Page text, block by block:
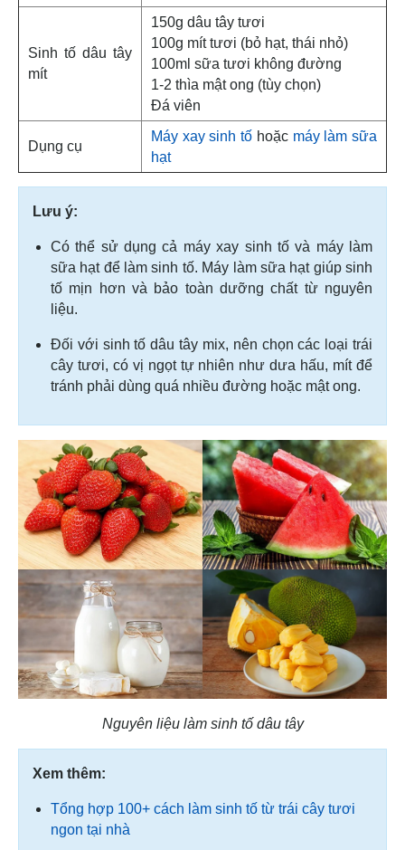
Sinh tố dâu tây
mít
150g dâu tây tươi
100g mít tươi (bỏ hạt, thái nhỏ)
100ml sữa tươi không đường
1-2 thìa mật ong (tùy chọn)
Đá viên
Dụng cụ
Máy xay sinh tố hoặcmáy làm sữa
hạt
Lưu ý:
Có thể sử dụng cả máy xay sinh tố và máy làm
sữa hạt để làm sinh tố. Máy làm sữa hạt giúp sinh
tố mịn hơn và bảo toàn dưỡng chất từ nguyên
liệu.
Đối với sinh tố dâu tây mix, nên chọn các loại trái
cây tươi, có vị ngọt tự nhiên như dưa hấu, mít để
tránh phải dùng quá nhiều đường hoặc mật ong.
Nguyên liệu làm sinh tố dâu tây
Xem thêm:
Tổng hợp 100+ cách làm sinh tố từ trái cây tươi
ngon tại nhà